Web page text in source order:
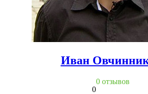
Иван
0
0 отзывов